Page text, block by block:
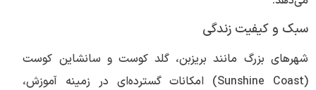
سبک و کیفیت زندگی
شهرهای بزرگ مانند بریزبن، گلد کوست و سانشاین کوست
(Sunshine Coast) امکانات گسترده‌ای در زمینه آموزش،